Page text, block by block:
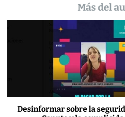
Más del
Desinformar sobre la